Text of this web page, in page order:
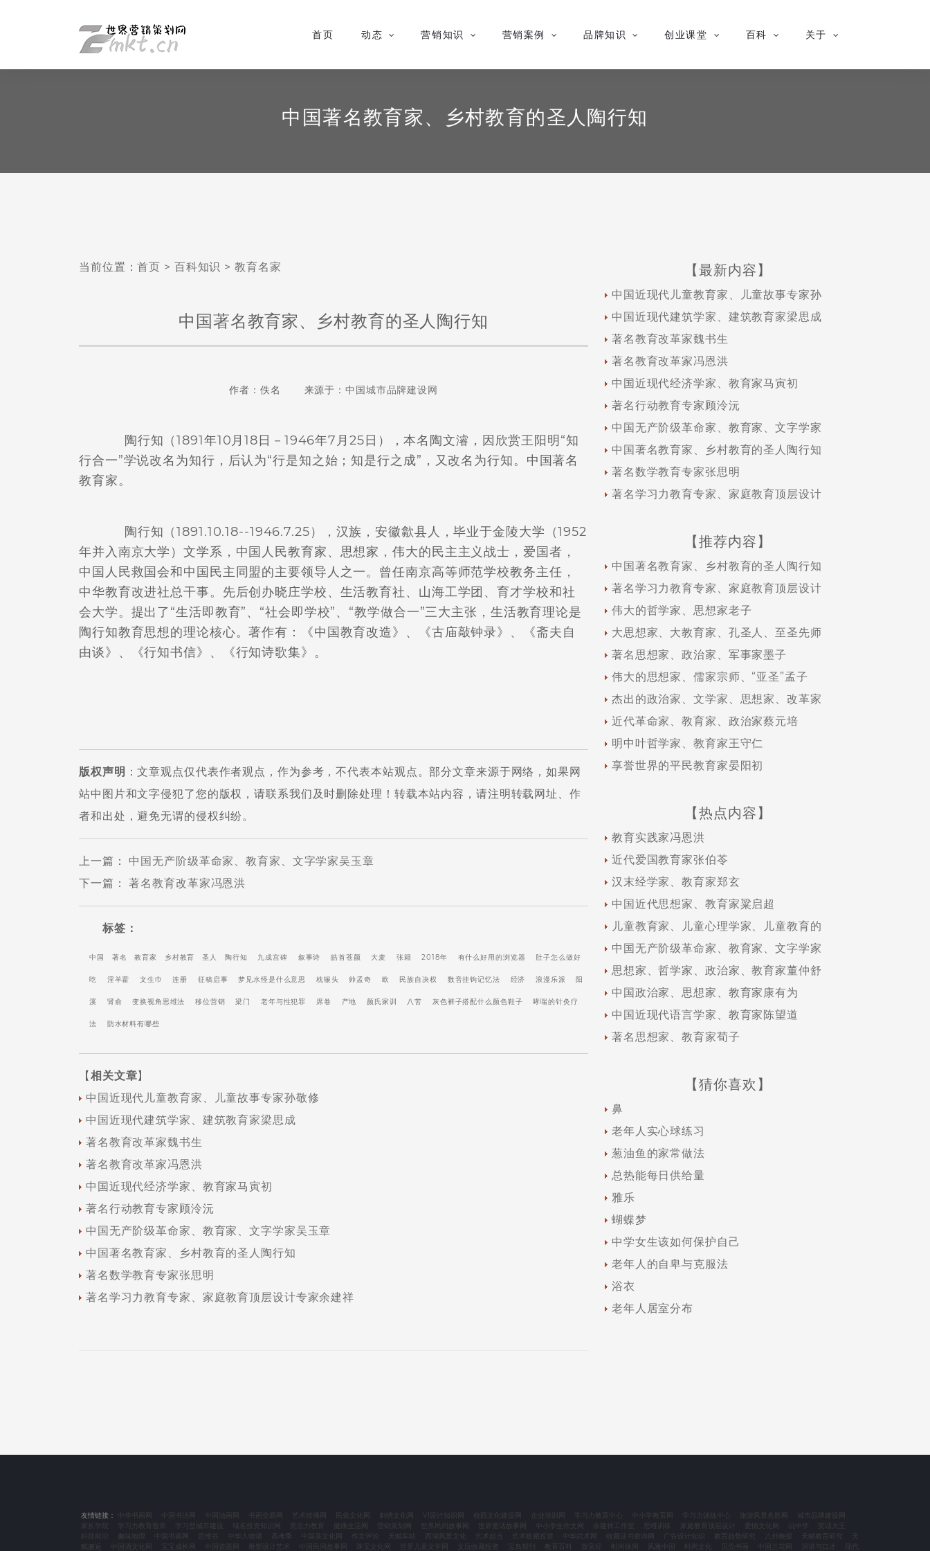
首页 动态 营销知识 营销案例 品牌知识 创业课堂 百科 关于
中国著名教育家、乡村教育的圣人陶行知
当前位置：首页 > 百科知识 > 教育名家
中国著名教育家、乡村教育的圣人陶行知
作者：佚名 来源于：中国城市品牌建设网
陶行知（1891年10月18日－1946年7月25日），本名陶文濬，因欣赏王阳明“知
行合一”学说改名为知行，后认为“行是知之始；知是行之成”，又改名为行知。中国著名
教育家。
陶行知（1891.10.18--1946.7.25），汉族，安徽歙县人，毕业于金陵大学（1952
年并入南京大学）文学系，中国人民教育家、思想家，伟大的民主主义战士，爱国者，
中国人民救国会和中国民主同盟的主要领导人之一。曾任南京高等师范学校教务主任，
中华教育改进社总干事。先后创办晓庄学校、生活教育社、山海工学团、育才学校和社
会大学。提出了“生活即教育”、“社会即学校”、“教学做合一”三大主张，生活教育理论是
陶行知教育思想的理论核心。著作有：《中国教育改造》、《古庙敲钟录》、《斋夫自
由谈》、《行知书信》、《行知诗歌集》。
版权声明 ：文章观点仅代表作者观点，作为参考，不代表本站观点。部分文章来源于网络，如果网
站中图片和文字侵犯了您的版权，请联系我们及时删除处理！转载本站内容，请注明转载网址、作
者和出处，避免无谓的侵权纠纷。
上一篇 ： 中国无产阶级革命家、教育家、文字学家吴玉章
下一篇 ：著名教育改革家冯恩洪
标签：
中国 著名 教育家 乡村教育 圣人 陶行知 九成宫碑 叙事诗 皓首苍颜 大麦 张籍 2018年 有什么好用的浏览器 肚子怎么做好
吃 淫羊藿 文生巾 连册 征稿启事 梦见水怪是什么意思 枕辗头 帅孟奇 欧 民族自决权 数音挂钩记忆法 经济 浪漫乐派 阳
溪 肾俞 变换视角思维法 移位营销 梁门 老年与性犯罪 席卷 产地 颜氏家训 八苦 灰色裤子搭配什么颜色鞋子 哮喘的针灸疗
法 防水材料有哪些
【相关文章】
中国近现代儿童教育家、儿童故事专家孙敬修
中国近现代建筑学家、建筑教育家梁思成
著名教育改革家魏书生
著名教育改革家冯恩洪
中国近现代经济学家、教育家马寅初
著名行动教育专家顾泠沅
中国无产阶级革命家、教育家、文字学家吴玉章
中国著名教育家、乡村教育的圣人陶行知
著名数学教育专家张思明
著名学习力教育专家、家庭教育顶层设计专家余建祥
【最新内容】
中国近现代儿童教育家、儿童故事专家孙
中国近现代建筑学家、建筑教育家梁思成
著名教育改革家魏书生
著名教育改革家冯恩洪
中国近现代经济学家、教育家马寅初
著名行动教育专家顾泠沅
中国无产阶级革命家、教育家、文字学家
中国著名教育家、乡村教育的圣人陶行知
著名数学教育专家张思明
著名学习力教育专家、家庭教育顶层设计
【推荐内容】
中国著名教育家、乡村教育的圣人陶行知
著名学习力教育专家、家庭教育顶层设计
伟大的哲学家、思想家老子
大思想家、大教育家、孔圣人、至圣先师
著名思想家、政治家、军事家墨子
伟大的思想家、儒家宗师、“亚圣”孟子
杰出的政治家、文学家、思想家、改革家
近代革命家、教育家、政治家蔡元培
明中叶哲学家、教育家王守仁
享誉世界的平民教育家晏阳初
【热点内容】
教育实践家冯恩洪
近代爱国教育家张伯苓
汉末经学家、教育家郑玄
中国近代思想家、教育家粱启超
儿童教育家、儿童心理学家、儿童教育的
中国无产阶级革命家、教育家、文字学家
思想家、哲学家、政治家、教育家董仲舒
中国政治家、思想家、教育家康有为
中国近现代语言学家、教育家陈望道
著名思想家、教育家荀子
【猜你喜欢】
鼻
老年人实心球练习
葱油鱼的家常做法
总热能每日供给量
雅乐
蝴蝶梦
中学女生该如何保护自己
老年人的自卑与克服法
浴衣
老年人居室分布
友情链接： 中华书画网 中国书法网 中国油画网 书画交易网 艺术传播网 民俗文化网 刺绣文化网 VI设计知识网 校园文化建设网 企业培训网 学习力教育中心 中小学教育网 学习力训练中心 旅游风景名胜网
城市品牌建设网
家长学院
学习力教育智库 学习型城市建设 域名投资知识网 意志力教育 健康生活网 营销策划网 世界民间故事网 世界童话故事网 中小学生作文网 余建祥工作室 思维训练 家庭教育顶层设计 爱情文化网 玩中学
笑话大王
科技前沿
趣味地理 中国书画网 思维谷 中华人物谱 高考季 中国茶文化网 作文评论 天赋车站 西湖风景文化 艺术起点 艺术收藏投资 中华武术网 收藏证书查询网 广告设计知识 教育趋势研究 八卦晚报 天赋教育研究
天
赋邂逅
中国酒文化网 宝宝成长网 中国瓷器网 雕塑设计艺术 中国民间故事网 珠宝文化网 世界儿童文学网 文玩收藏投资 宝岛期刊 教育百科 致富经 时尚休闲 风雅中国 时尚文化 贝壳书画 中国兰花网 演讲与口才 现代